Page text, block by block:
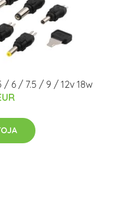
/ 6 / 7.5 / 9 / 12v 18w